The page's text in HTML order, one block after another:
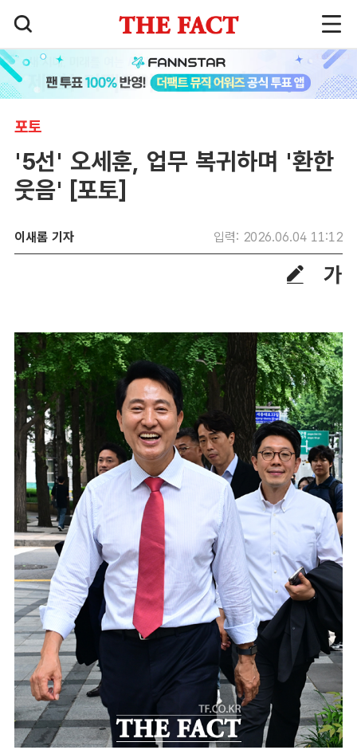
포토
'5선' 오세훈, 업무 복귀하며 '환한
웃음' [포토]
이새롬 기자 입력: 2026.06.04 11:12